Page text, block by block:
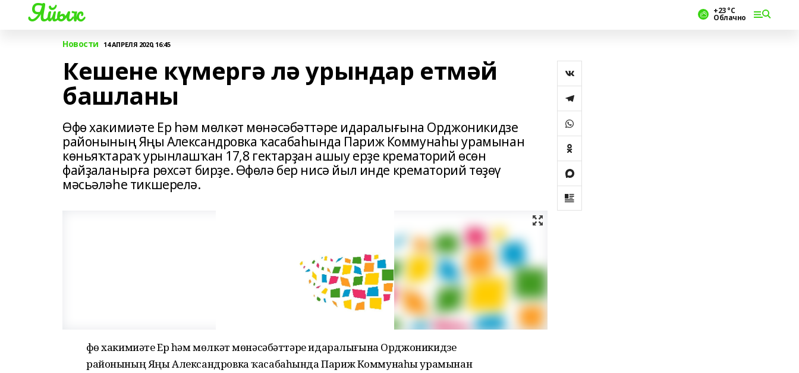
Яйыҡ +23 °С
Облачно
Новости 14 АПРЕЛЯ 2020, 16:45
Кешене күмергә лә урындар етмәй
башланы
Өфө хакимиәте Ер һәм мөлкәт мөнәсәбәттәре идаралығына Орджоникидзе
районының Яңы Александровка ҡасабаһында Париж Коммунаһы урамынан
көньяҡтараҡ урынлашҡан 17,8 гектарҙан ашыу ерҙе крематорий өсөн
файҙаланырға рөхсәт бирҙе. Өфөлә бер нисә йыл инде крематорий төҙөү
мәсьәләһе тикшерелә.
Өфө хакимиәте Ер һәм мөлкәт мөнәсәбәттәре идаралығына Орджоникидзе
районының Яңы Александровка ҡасабаһында Париж Коммунаһы урамынан